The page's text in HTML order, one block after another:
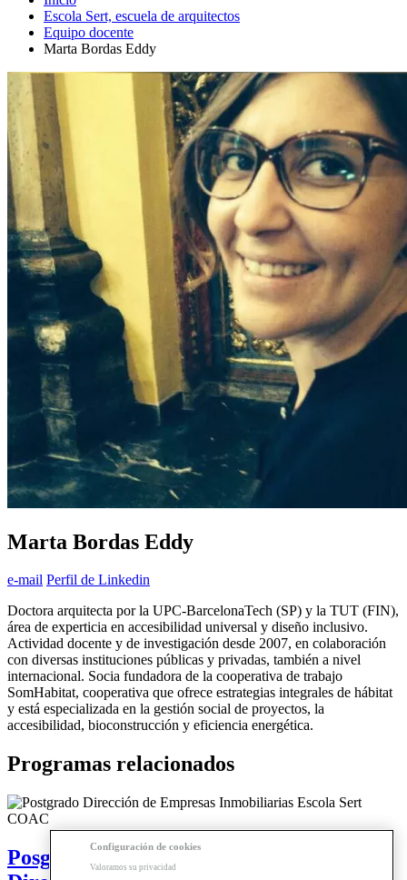
Escola Sert, escuela de arquitectos
Equipo docente
Marta Bordas Eddy
Marta Bordas Eddy
e-mail Perfil de Linkedin
Doctora arquitecta por la UPC-BarcelonaTech (SP) y la TUT (FIN),
área de experticia en accesibilidad universal y diseño inclusivo.
Actividad docente y de investigación desde 2007, en colaboración
con diversas instituciones públicas y privadas, también a nivel
internacional. Socia fundadora de la cooperativa de trabajo
SomHabitat, cooperativa que ofrece estrategias integrales de hábitat
y está especializada en la gestión social de proyectos, la
accesibilidad, bioconstrucción y eficiencia energética.
Programas relacionados
Posgrado | Empresas inmobiliarias.
Configuración de cookies
Valoramos su privacidad